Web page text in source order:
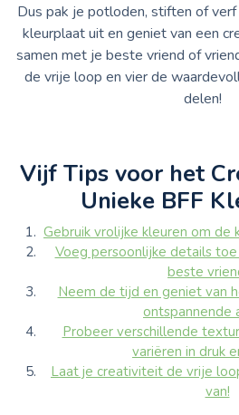
Dus pak je potloden, stiften of
kleurplaat uit en geniet van een
samen met je beste vriend of
de vrije loop en vier de
delen!
Vijf Tips voor het
Unieke BFF
Gebruik vrolijke kleuren om de
Voeg persoonlijke details
beste
Neem de tijd en geniet van
ontspannende
Probeer verschillende
variëren in druk
Laat je creativiteit de vrije
van!